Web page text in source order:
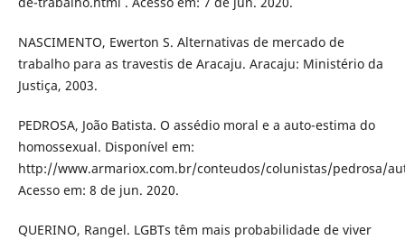
NASCIMENTO, Ewerton S. Alternativas de mercado de
trabalho para as travestis de Aracaju. Aracaju: Ministério da
Justiça, 2003.
PEDROSA, João Batista. O assédio moral e a auto-estima do
homossexual. Disponível em:
http://www.armariox.com.br/conteudos/colunistas/pedrosa/
Acesso em: 8 de jun. 2020.
QUERINO, Rangel. LGBTs têm mais probabilidade de viver